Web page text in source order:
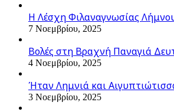
Η Λέσχη Φιλαναγνωσίας
7 Νοεμβρίου, 2025
Βολές στη Βραχνή Παναγιά
4 Νοεμβρίου, 2025
Ήταν Λημνιά και
3 Νοεμβρίου, 2025